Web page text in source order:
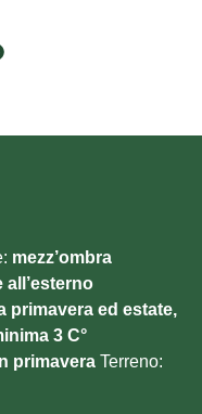
mezz’ombra
all’esterno
primavera ed estate,
3 C°
primavera Terreno: